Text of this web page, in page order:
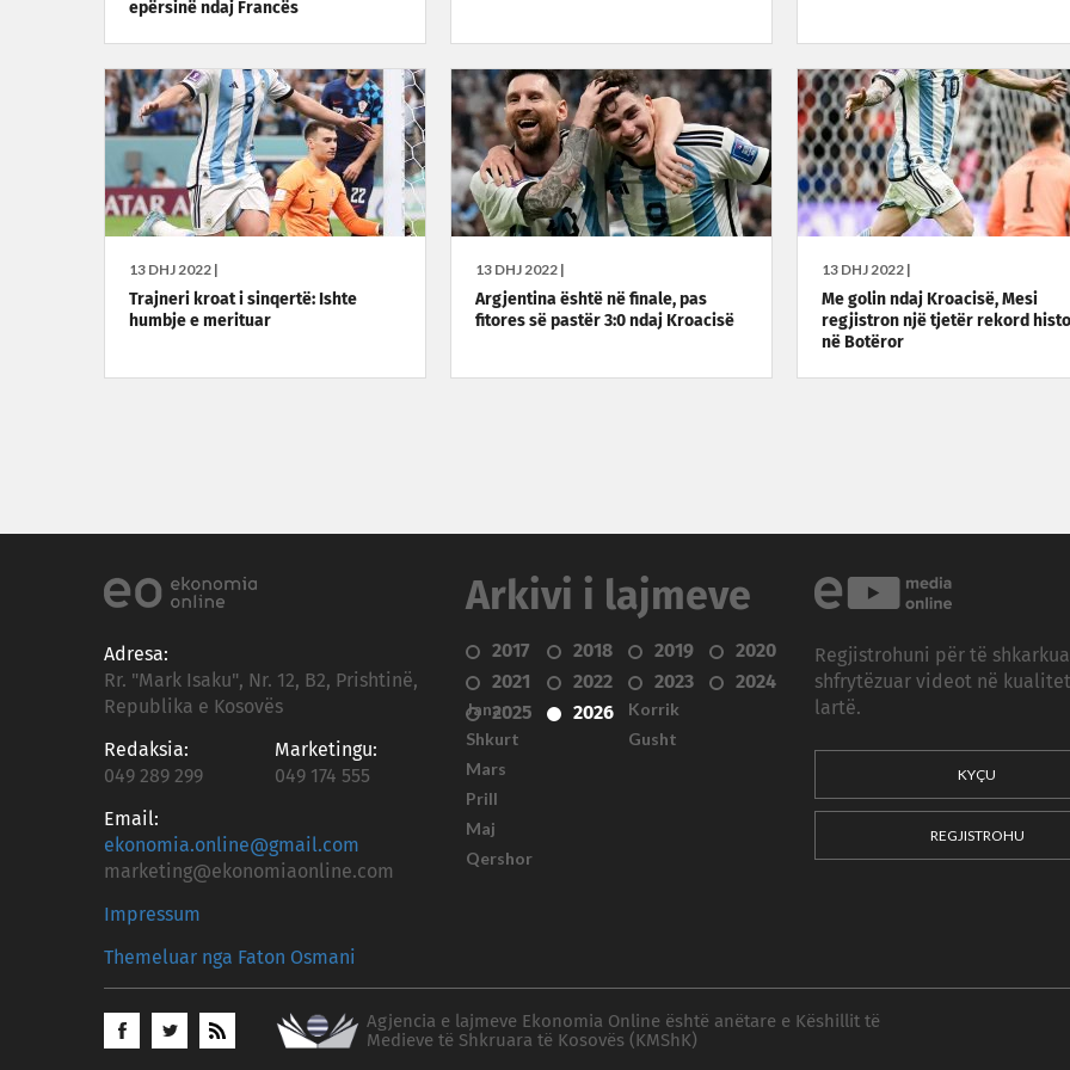
epërsinë ndaj Francës
13 DHJ 2022 |
Trajneri kroat i sinqertë: Ishte
humbje e merituar
13 DHJ 2022 |
Argjentina është në finale, pas
fitores së pastër 3:0 ndaj Kroacisë
13 DHJ 2022 |
Me golin ndaj Kroacisë, Mesi
regjistron një tjetër rekord
në Botëror
Adresa:
Rr. "Mark Isaku", Nr. 12, B2, Prishtinë,
Republika e Kosovës
Redaksia:
049 289 299
Marketingu:
049 174 555
Email:
ekonomia.online@gmail.com
marketing@ekonomiaonline.com
Impressum
Themeluar nga Faton Osmani
Arkivi i lajmeve
2017 2018 2019
2020
2021
2022 2023
2024
2025
2026
Janar
Shkurt
Mars
Prill
Maj
Qershor
Korrik
Gusht
Regjistrohuni për të
shfrytëzuar videot në
lartë.
KYÇU
REGJISTROHU
Agjencia e lajmeve Ekonomia Online është anëtare e Këshillit të
Medieve të Shkruara të Kosovës (KMShK)